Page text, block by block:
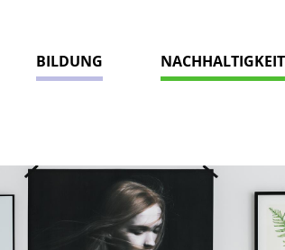
BILDUNG NACHHALTIGKEIT